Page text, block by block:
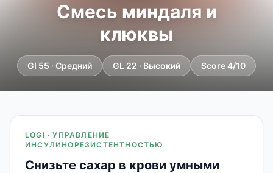
Смесь миндаля и
клюквы
GI 55 · Средний GL 22 · Высокий Score 4/10
LOGI · УПРАВЛЕНИЕ
ИНСУЛИНОРЕЗИСТЕНТНОСТЬЮ
Снизьте сахар в крови умными